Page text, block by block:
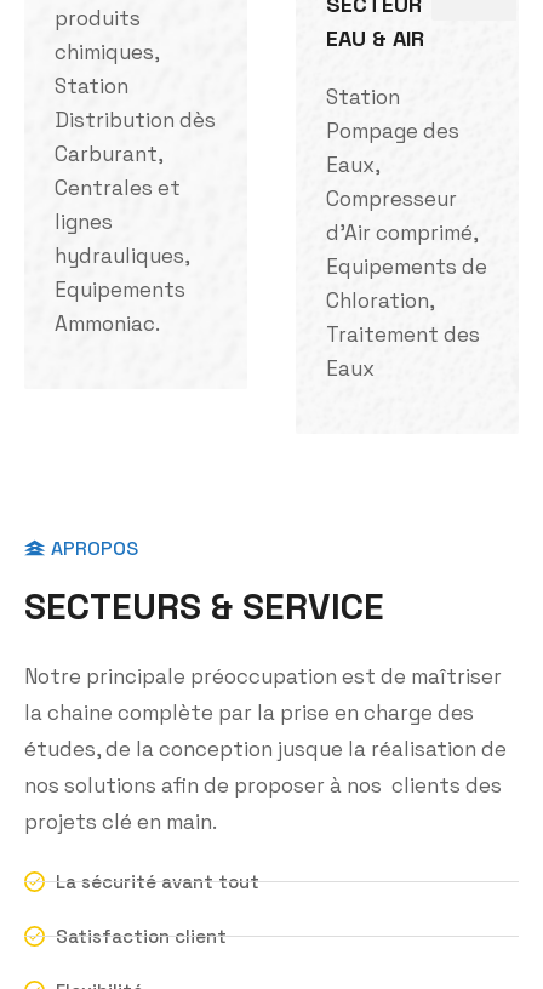
produits
chimiques,
Station
Distribution dès
Carburant,
Centrales et
lignes
hydrauliques,
Equipements
Ammoniac.
EAU & AIR
Station
Pompage des
Eaux,
Compresseur
d'Air comprimé,
Equipements de
Chloration,
Traitement des
Eaux
APROPOS
SECTEURS & SERVICE
Notre principale préoccupation est de maîtriser
la chaine complète par la prise en charge des
études, de la conception jusque la réalisation de
nos solutions afin de proposer à nos clients des
projets clé en main.
La sécurité avant tout
Satisfaction client